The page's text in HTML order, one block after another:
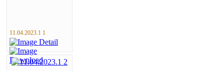
11.04.2023.1 1